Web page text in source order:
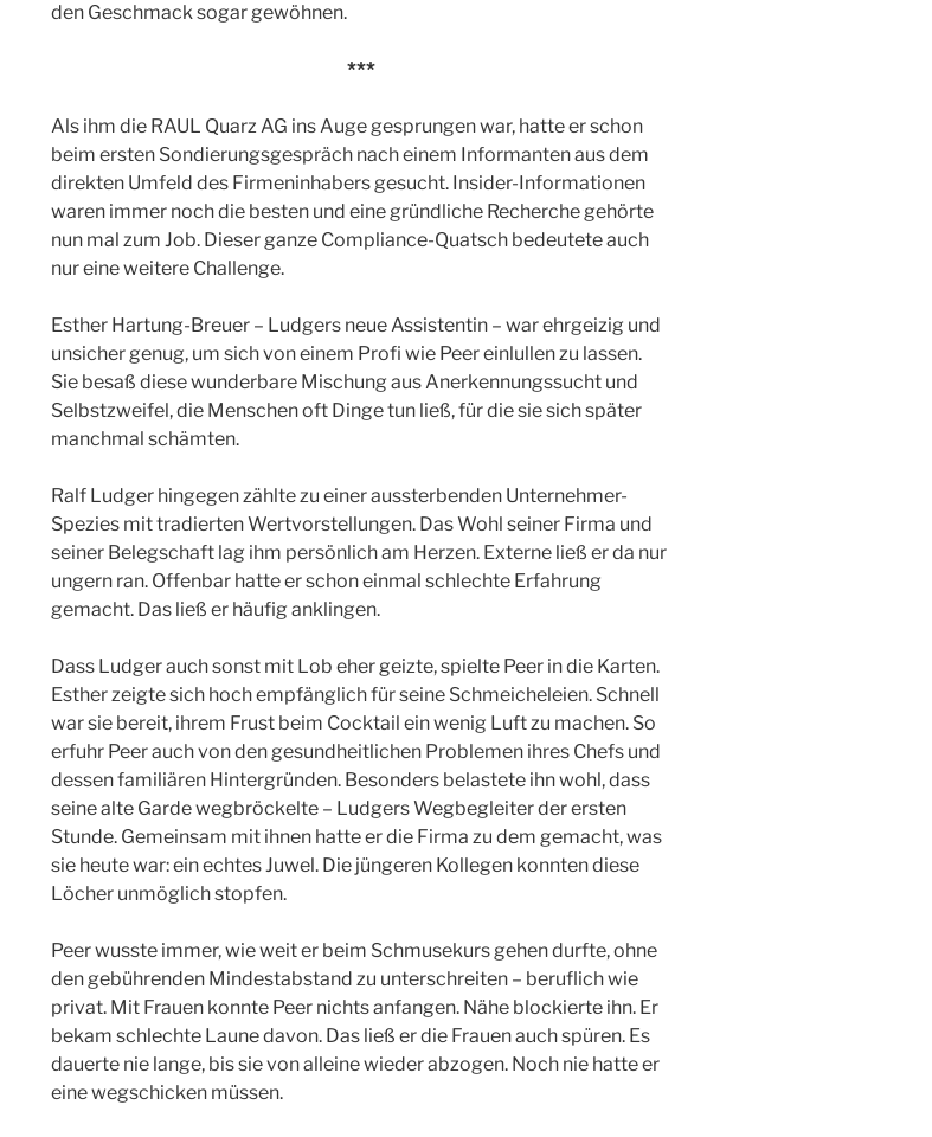
den Geschmack sogar gewöhnen.
***
Als ihm die RAUL Quarz AG ins Auge gesprungen war, hatte er schon
beim ersten Sondierungsgespräch nach einem Informanten aus dem
direkten Umfeld des Firmeninhabers gesucht. Insider-Informationen
waren immer noch die besten und eine gründliche Recherche gehörte
nun mal zum Job. Dieser ganze Compliance-Quatsch bedeutete auch
nur eine weitere Challenge.
Esther Hartung-Breuer – Ludgers neue Assistentin – war ehrgeizig und
unsicher genug, um sich von einem Profi wie Peer einlullen zu lassen.
Sie besaß diese wunderbare Mischung aus Anerkennungssucht und
Selbstzweifel, die Menschen oft Dinge tun ließ, für die sie sich später
manchmal schämten.
Ralf Ludger hingegen zählte zu einer aussterbenden Unternehmer-
Spezies mit tradierten Wertvorstellungen. Das Wohl seiner Firma und
seiner Belegschaft lag ihm persönlich am Herzen. Externe ließ er da nur
ungern ran. Offenbar hatte er schon einmal schlechte Erfahrung
gemacht. Das ließ er häufig anklingen.
Dass Ludger auch sonst mit Lob eher geizte, spielte Peer in die Karten.
Esther zeigte sich hoch empfänglich für seine Schmeicheleien. Schnell
war sie bereit, ihrem Frust beim Cocktail ein wenig Luft zu machen. So
erfuhr Peer auch von den gesundheitlichen Problemen ihres Chefs und
dessen familiären Hintergründen. Besonders belastete ihn wohl, dass
seine alte Garde wegbröckelte – Ludgers Wegbegleiter der ersten
Stunde. Gemeinsam mit ihnen hatte er die Firma zu dem gemacht, was
sie heute war: ein echtes Juwel. Die jüngeren Kollegen konnten diese
Löcher unmöglich stopfen.
Peer wusste immer, wie weit er beim Schmusekurs gehen durfte, ohne
den gebührenden Mindestabstand zu unterschreiten – beruflich wie
privat. Mit Frauen konnte Peer nichts anfangen. Nähe blockierte ihn. Er
bekam schlechte Laune davon. Das ließ er die Frauen auch spüren. Es
dauerte nie lange, bis sie von alleine wieder abzogen. Noch nie hatte er
eine wegschicken müssen.